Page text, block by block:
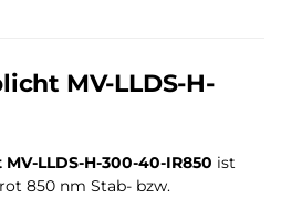
MV-LLDS-H-
LLDS-H-300-40-IR850 ist
850 nm Stab- bzw.